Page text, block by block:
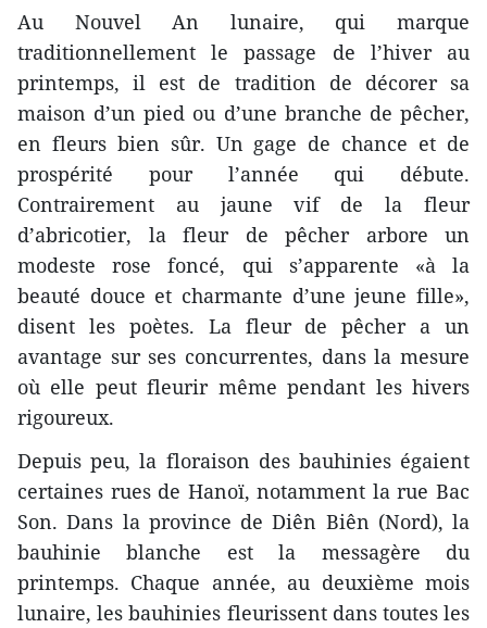
Au Nouvel An lunaire, qui marque
traditionnellement le passage de l’hiver au
printemps, il est de tradition de décorer sa
maison d’un pied ou d’une branche de pêcher,
en fleurs bien sûr. Un gage de chance et de
prospérité pour l’année qui débute.
Contrairement au jaune vif de la fleur
d’abricotier, la fleur de pêcher arbore un
modeste rose foncé, qui s’apparente «à la
beauté douce et charmante d’une jeune fille»,
disent les poètes. La fleur de pêcher a un
avantage sur ses concurrentes, dans la mesure
où elle peut fleurir même pendant les hivers
rigoureux.
Depuis peu, la floraison des bauhinies égaient
certaines rues de Hanoï, notamment la rue Bac
Son. Dans la province de Diên Biên (Nord), la
bauhinie blanche est la messagère du
printemps. Chaque année, au deuxième mois
lunaire, les bauhinies fleurissent dans toutes les